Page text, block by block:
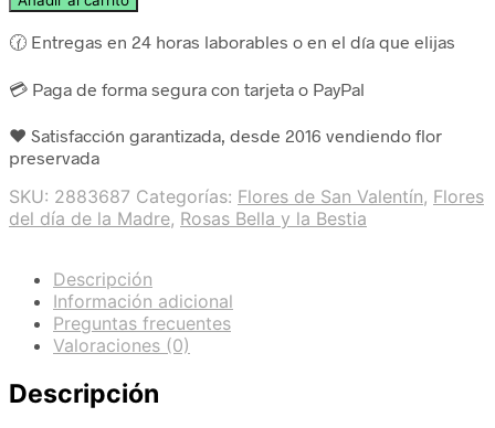
🕜 Entregas en 24 horas laborables o en el día que elijas
💳 Paga de forma segura con tarjeta o PayPal
❤️ Satisfacción garantizada, desde 2016 vendiendo flor
preservada
SKU: 2883687 Categorías: Flores de San Valentín, Flores
del día de la Madre, Rosas Bella y la Bestia
Descripción
Información adicional
Preguntas frecuentes
Valoraciones (0)
Descripción